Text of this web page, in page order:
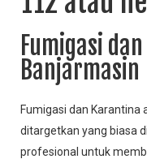
Fumigasi
Banjarmasin
Fumigasi dan Karantina
ditargetkan yang biasa
profesional untuk